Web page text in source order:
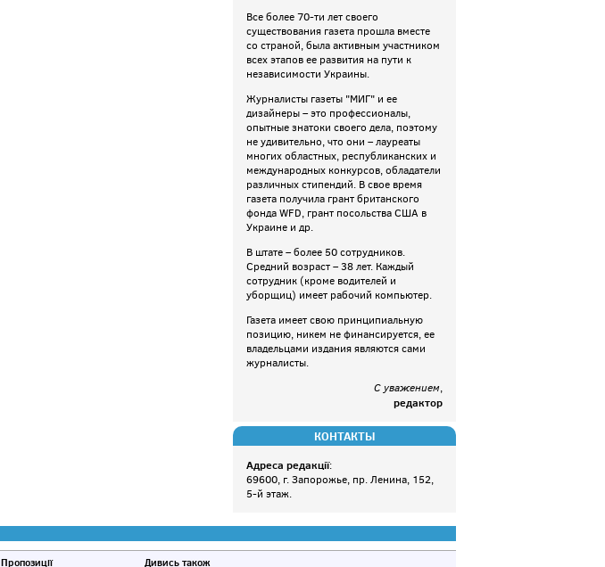
Все более 70-ти лет своего
существования газета прошла вместе
со страной, была активным участником
всех этапов ее развития на пути к
независимости Украины.
Журналисты газеты "МИГ" и ее
дизайнеры – это профессионалы,
опытные знатоки своего дела, поэтому
не удивительно, что они – лауреаты
многих областных, республиканских и
международных конкурсов, обладатели
различных стипендий. В свое время
газета получила грант британского
фонда WFD, грант посольства США в
Украине и др.
В штате – более 50 сотрудников.
Средний возраст – 38 лет. Каждый
сотрудник (кроме водителей и
уборщиц) имеет рабочий компьютер.
Газета имеет свою принципиальную
позицию, никем не финансируется, ее
владельцами издания являются сами
журналисты.
С уважением,
редактор
КОНТАКТЫ
Адреса редакції:
69600, г. Запорожье, пр. Ленина, 152,
5-й этаж.
Пропозиції Дивись також